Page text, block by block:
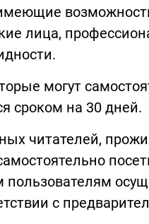
лица,
могут
сроком на 30 дней.
читателей,
с